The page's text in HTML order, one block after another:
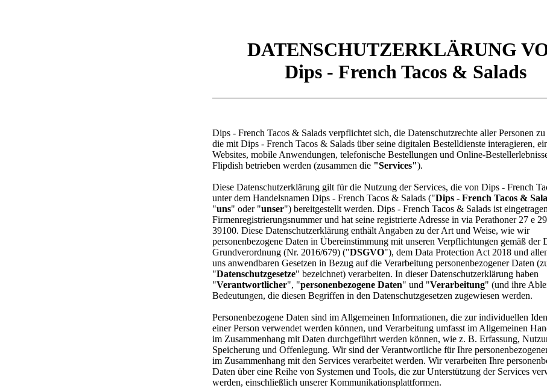
DATENSCHUTZERKLÄRUNG
Dips - French Tacos & Salads
Dips - French Tacos & Salads verpflichtet sich, die Datenschutzrechte aller Personen zu
die mit Dips - French Tacos & Salads über seine digitalen Bestelldienste interagieren,
Websites, mobile Anwendungen, telefonische Bestellungen und Online-
Flipdish betrieben werden (zusammen die "Services").
Diese Datenschutzerklärung gilt für die Nutzung der Services, die von Dips - French
unter dem Handelsnamen Dips - French Tacos & Salads ("Dips - French Tacos &
"uns" oder "unser") bereitgestellt werden. Dips - French Tacos & Salads ist
Firmenregistrierungsnummer und hat seine registrierte Adresse in via Perathoner 27 e
39100. Diese Datenschutzerklärung enthält Angaben zu der Art und Weise, wie wir
personenbezogene Daten in Übereinstimmung mit unseren Verpflichtungen gemäß der
Grundverordnung (Nr. 2016/679) ("DSGVO"), dem Data Protection Act 2018 und
uns anwendbaren Gesetzen in Bezug auf die Verarbeitung personenbezogener Daten
"Datenschutzgesetze" bezeichnet) verarbeiten. In dieser Datenschutzerklärung haben
"Verantwortlicher", "personenbezogene Daten" und "Verarbeitung" (und ihre
Bedeutungen, die diesen Begriffen in den Datenschutzgesetzen zugewiesen werden.
Personenbezogene Daten sind im Allgemeinen Informationen, die zur individuellen
einer Person verwendet werden können, und Verarbeitung umfasst im Allgemeinen
im Zusammenhang mit Daten durchgeführt werden können, wie z. B. Erfassung,
Speicherung und Offenlegung. Wir sind der Verantwortliche für Ihre
im Zusammenhang mit den Services verarbeitet werden. Wir verarbeiten Ihre
Daten über eine Reihe von Systemen und Tools, die zur Unterstützung der Services
werden, einschließlich unserer Kommunikationsplattformen.